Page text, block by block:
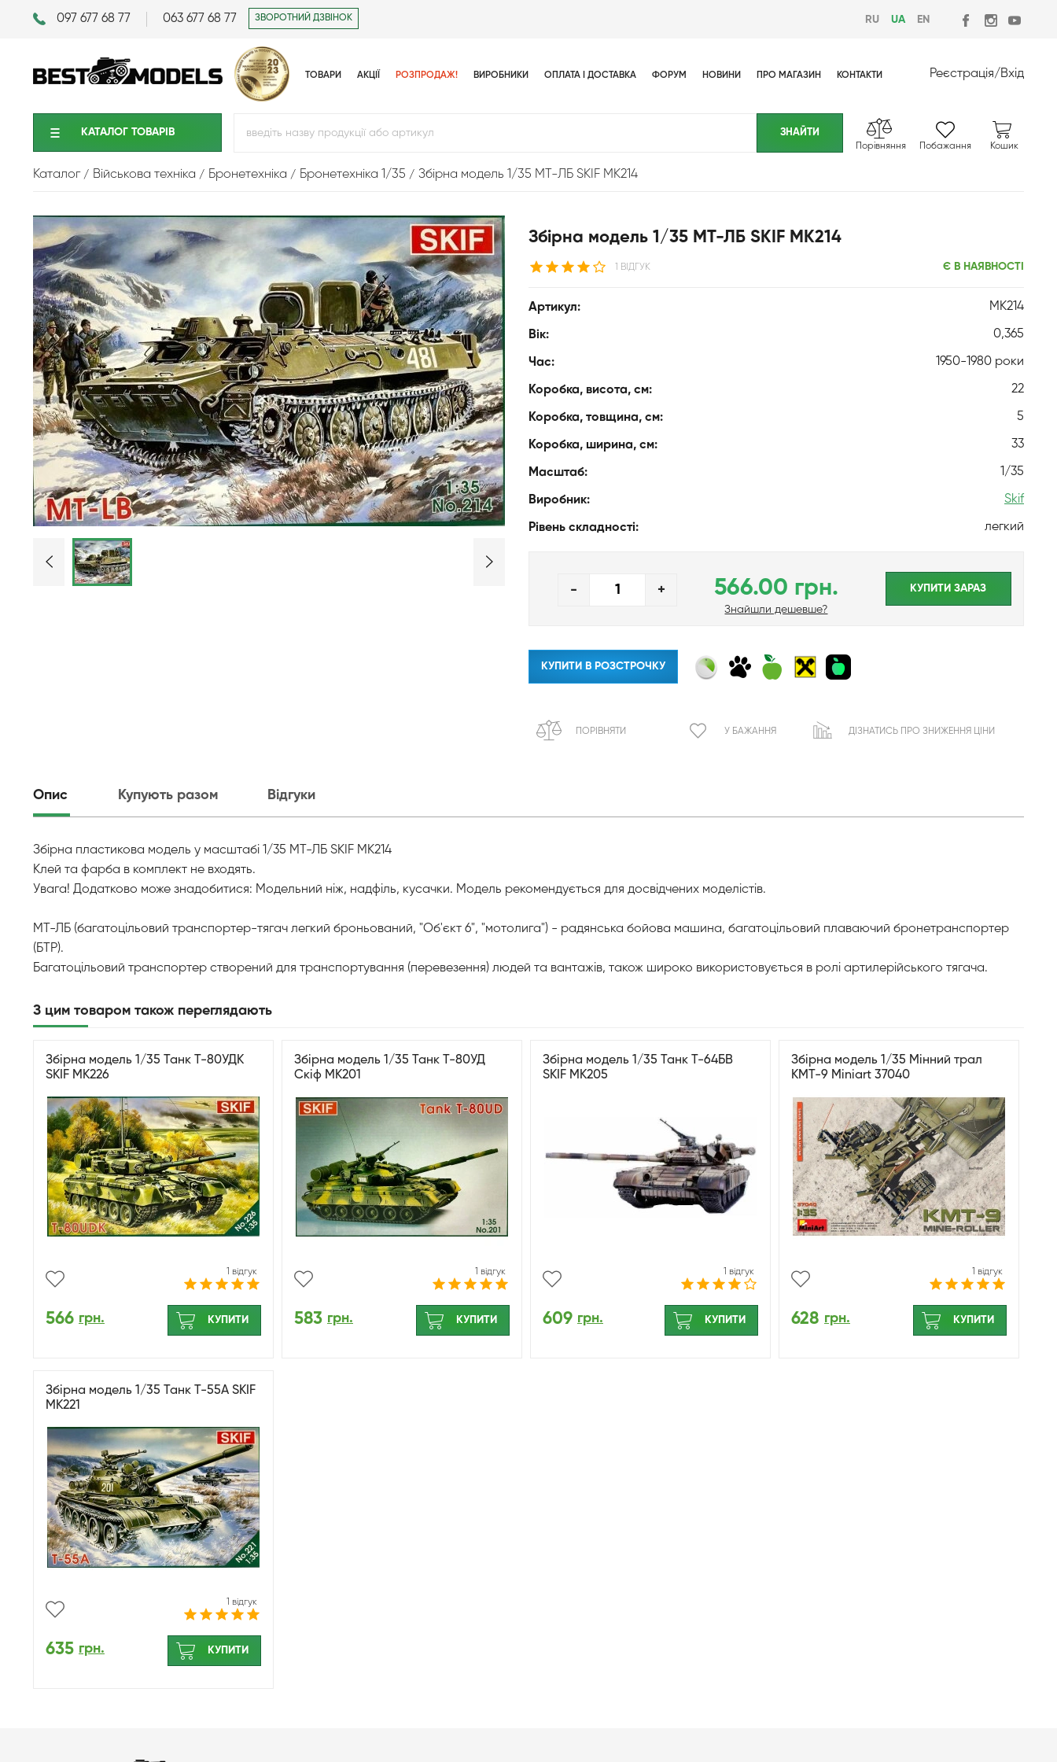
097 677 68 77 063 677 68 77 ЗВОРОТНИЙ ДЗВІНОК RU UA EN
ТОВАРИ АКЦІЇ РОЗПРОДАЖ! ВИРОБНИКИ ОПЛАТА І ДОСТАВКА ФОРУМ НОВИНИ ПРО МАГАЗИН КОНТАКТИ Реєстрація/Вхід
КАТАЛОГ ТОВАРIВ
Порівняння Побажання Кошик
Каталог Військова техніка Бронетехніка Бронетехніка 1/35 Збірна модель 1/35 МТ-ЛБ SKIF MK214
Збірна модель 1/35 МТ-ЛБ SKIF MK214
1 ВІДГУК Є В НАЯВНОСТІ
Артикул: MK214
Вік: 0,365
Час: 1950-1980 роки
Коробка, висота, см: 22
Коробка, товщина, см: 5
Коробка, ширина, см: 33
Масштаб: 1/35
Виробник: Skif
Рівень складності: легкий
- + 566.00 грн.
Знайшли дешевше?
КУПИТИ ЗАРАЗ
КУПИТИ В РОЗСТРОЧКУ
ПОРІВНЯТИ У БАЖАННЯ ДІЗНАТИСЬ ПРО ЗНИЖЕННЯ ЦІНИ
Опис Купують разом Відгуки
Збірна пластикова модель у масштабі 1/35 МТ-ЛБ SKIF MK214
Клей та фарба в комплект не входять.
Увага! Додатково може знадобитися: Модельний ніж, надфіль, кусачки. Модель рекомендується для досвідчених моделістів.
МТ-ЛБ (багатоцільовий транспортер-тягач легкий броньований, "Об'єкт 6", "мотолига") - радянська бойова машина, багатоцільовий плаваючий бронетранспортер
(БТР).
Багатоцільовий транспортер створений для транспортування (перевезення) людей та вантажів, також широко використовується в ролі артилерійського тягача.
З цим товаром також переглядають
Збірна модель 1/35 Танк Т-80УДК
SKIF MK226
1 відгук
566 грн. КУПИТИ
Збірна модель 1/35 Танк Т-80УД
Скіф MK201
1 відгук
583 грн. КУПИТИ
Збірна модель 1/35 Танк Т-64БВ
SKIF MK205
1 відгук
609 грн. КУПИТИ
Збірна модель 1/35 Мінний трал
КМТ-9 Miniart 37040
1 відгук
628 грн. КУПИТИ
Збірна модель 1/35 Танк Т-55А SKIF
MK221
1 відгук
635 грн. КУПИТИ